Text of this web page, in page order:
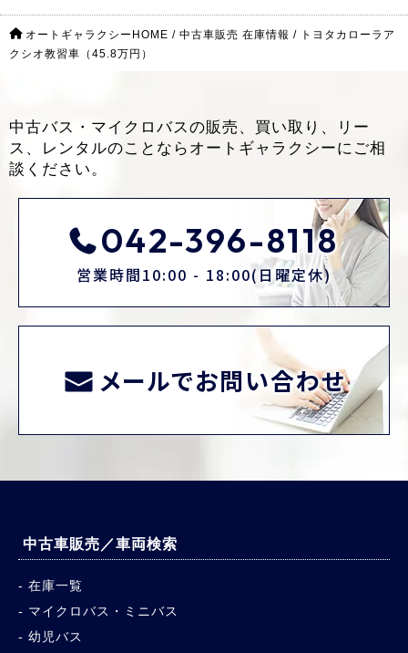
オートギャラクシーHOME / 中古車販売 在庫情報 / トヨタカローラア
クシオ教習車（45.8万円）
中古バス・マイクロバスの販売、買い取り、リー
ス、レンタルのことなら オートギャラクシーにご相
談ください。
042-396-8118
営業時間10:00 - 18:00(日曜定休)
メールでお問い合わせ
中古車販売／車両検索
在庫一覧
マイクロバス・ミニバス
幼児バス